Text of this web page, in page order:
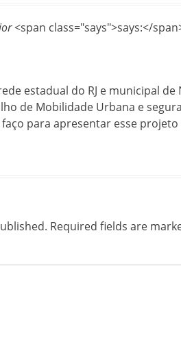
<span class="says">says:</
estadual do RJ e municipal de
de Mobilidade Urbana e
para apresentar esse
Required fields are